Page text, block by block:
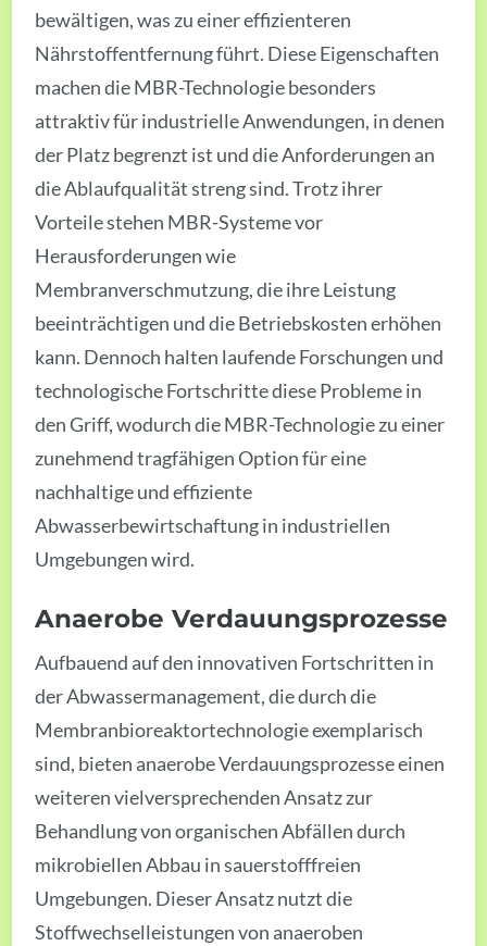
bewältigen, was zu einer effizienteren
Nährstoffentfernung führt. Diese Eigenschaften
machen die MBR-Technologie besonders
attraktiv für industrielle Anwendungen, in denen
der Platz begrenzt ist und die Anforderungen an
die Ablaufqualität streng sind. Trotz ihrer
Vorteile stehen MBR-Systeme vor
Herausforderungen wie
Membranverschmutzung, die ihre Leistung
beeinträchtigen und die Betriebskosten erhöhen
kann. Dennoch halten laufende Forschungen und
technologische Fortschritte diese Probleme in
den Griff, wodurch die MBR-Technologie zu einer
zunehmend tragfähigen Option für eine
nachhaltige und effiziente
Abwasserbewirtschaftung in industriellen
Umgebungen wird.
Anaerobe Verdauungsprozesse
Aufbauend auf den innovativen Fortschritten in
der Abwassermanagement, die durch die
Membranbioreaktortechnologie exemplarisch
sind, bieten anaerobe Verdauungsprozesse einen
weiteren vielversprechenden Ansatz zur
Behandlung von organischen Abfällen durch
mikrobiellen Abbau in sauerstofffreien
Umgebungen. Dieser Ansatz nutzt die
Stoffwechselleistungen von anaeroben